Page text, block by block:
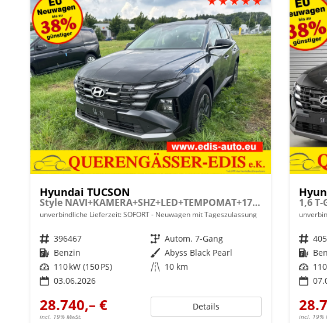
Hyundai TUCSON
Style NAVI+KAMERA+SHZ+LED+TEMPOMAT+17" ALU+PDC
unverbindliche Lieferzeit: SOFORT Neuwagen mit Tageszulassung
Fahrzeugnr. 396467 Getriebe Autom. 7-Gang
Kraftstoff Benzin Außenfarbe Abyss Black Pearl
Leistung 110 kW (150 PS) Kilometerstand 10 km
03.06.2026
28.740,– €
incl. 19% MwSt.
Details
1,6 T-
Fahrzeugnr.
Kraftstoff
Leistung
incl. 19%